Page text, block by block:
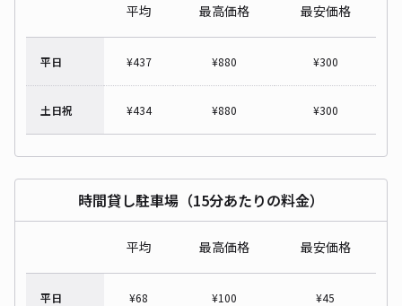
平均 最高価格 最安価格
平日 ¥437 ¥880 ¥300
土日祝 ¥434 ¥880 ¥300
時間貸し駐車場（15分あたりの料金）
平均 最高価格 最安価格
平日 ¥68 ¥100 ¥45